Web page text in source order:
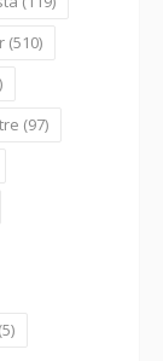
(510)
(97)
(5)